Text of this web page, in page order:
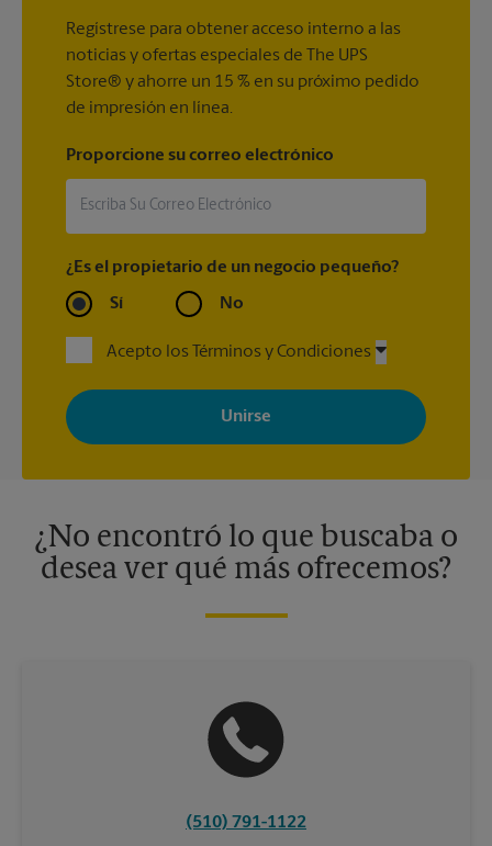
Regístrese para obtener acceso interno a las
noticias y ofertas especiales de The UPS
Store® y ahorre un 15 % en su próximo pedido
de impresión en línea.
Proporcione su correo electrónico
¿Es el propietario de un negocio pequeño?
Sí No
Acepto los Términos y Condiciones
Al registrarse, acepta recibir correos electrónicos de The UPS
Store con noticias, ofertas especiales, promociones y mensajes
adaptados a sus intereses. Puede darse de baja en cualquier
momento. Para más información, consulte nuestra política de
¿No encontró lo que buscaba o
desea ver qué más ofrecemos?
(510) 791-1122